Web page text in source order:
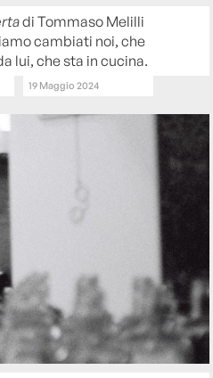
di Tommaso Melilli
cambiati noi, che
lui, che sta in cucina.
19 Maggio 2024